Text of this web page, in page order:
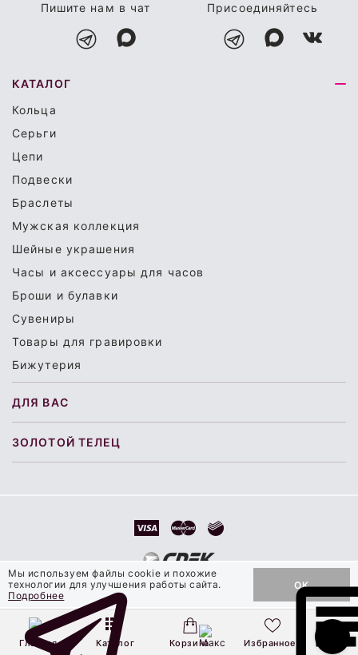
ДОБАВИТЬ В КОРЗИНУ
Мы используем файлы cookie и похожие
технологии для улучшения работы сайта.
Подробнее
OK
Пишите нам в чат Присоединяйтесь
КАТАЛОГ
Кольца
Серьги
Цепи
Подвески
Браслеты
Мужская коллекция
Шейные украшения
Часы и аксессуары для часов
Броши и булавки
Сувениры
Товары для гравировки
Бижутерия
ДЛЯ ВАС
ЗОЛОТОЙ ТЕЛЕЦ
© 2000 - 2026 Ювелирная компания «Золотой Телец»
Главная Каталог Корзина Избранное